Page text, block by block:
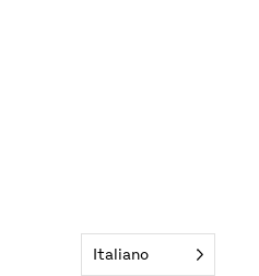
Italiano